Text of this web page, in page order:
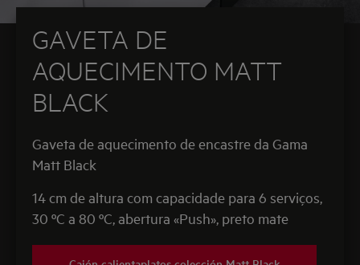
GAVETA DE
AQUECIMENTO MATT
BLACK
Gaveta de aquecimento de encastre da Gama
Matt Black
14 cm de altura com capacidade para 6 serviços,
30 ºC a 80 ºC, abertura «Push», preto mate